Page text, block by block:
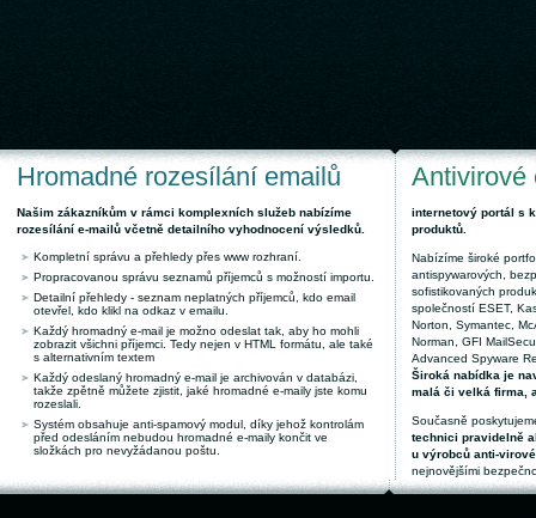
Hromadné rozesílání emailů
Našim zákazníkům v rámci komplexních služeb nabízíme
rozesílání e-mailů včetně detailního vyhodnocení výsledků.
Kompletní správu a přehledy přes www rozhraní.
Propracovanou správu seznamů příjemců s možností importu.
Detailní přehledy - seznam neplatných příjemců, kdo email
otevřel, kdo klikl na odkaz v emailu.
Každý hromadný e-mail je možno odeslat tak, aby ho mohli
zobrazit všichni příjemci. Tedy nejen v HTML formátu, ale také
s alternativním textem
Každý odeslaný hromadný e-mail je archivován v databázi,
takže zpětně můžete zjistit, jaké hromadné e-maily jste komu
rozeslali.
Systém obsahuje anti-spamový modul, díky jehož kontrolám
před odesláním nebudou hromadné e-maily končit ve
složkách pro nevyžádanou poštu.
Antivirové
internetový portál s
produktů.
Nabízíme široké
antispywarových,
sofistikovaných
společností ESET,
Norton, Symantec,
Norman, GFI
Advanced Spyware
Široká nabídka je
malá či velká firma,
Současně
technici pravidelně
u výrobců anti-
nejnovějšími